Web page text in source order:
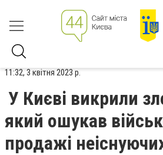
11:32, 3 квітня 2023 р.
У Києві викрили
який ошукав
продажі